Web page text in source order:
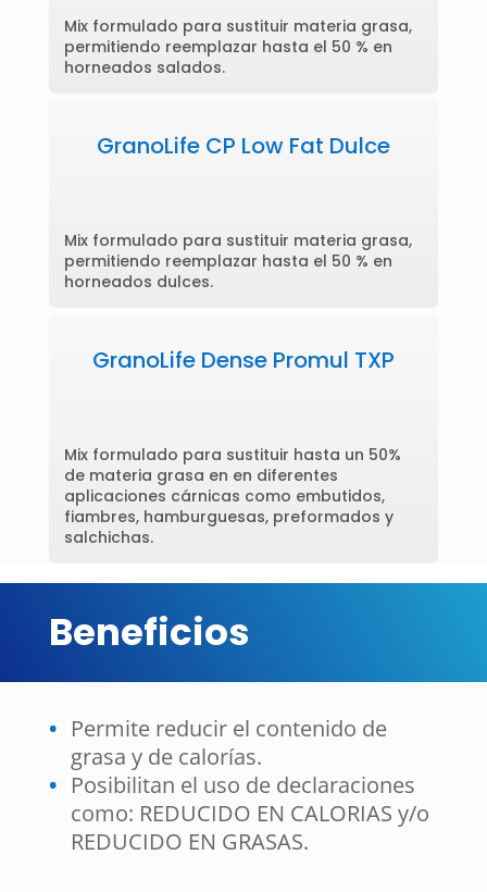
Mix formulado para sustituir materia grasa,
permitiendo reemplazar hasta el 50 % en
horneados salados.
GranoLife CP Low Fat Dulce
Mix formulado para sustituir materia grasa,
permitiendo reemplazar hasta el 50 % en
horneados dulces.
GranoLife Dense Promul TXP
Mix formulado para sustituir hasta un 50%
de materia grasa en en diferentes
aplicaciones cárnicas como embutidos,
fiambres, hamburguesas, preformados y
salchichas.
Beneficios
Permite reducir el contenido de
grasa y de calorías.
Posibilitan el uso de declaraciones
como: REDUCIDO EN CALORIAS y/o
REDUCIDO EN GRASAS.